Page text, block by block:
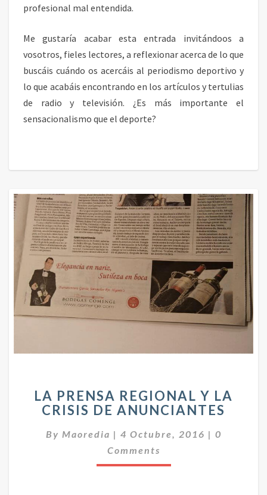
profesional mal entendida.
Me gustaría acabar esta entrada invitándoos a
vosotros, fieles lectores, a reflexionar acerca de lo que
buscáis cuándo os acercáis al periodismo deportivo y
lo que acabáis encontrando en los artículos y tertulias
de radio y televisión. ¿Es más importante el
sensacionalismo que el deporte?
A
P
E
N
S
LA PRENSA REGIONAL Y LA
CRISIS DE ANUNCIANTES
By Maoredia | 4 Octubre, 2016 | C
O
0
Comments